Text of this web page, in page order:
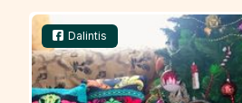
Dalintis